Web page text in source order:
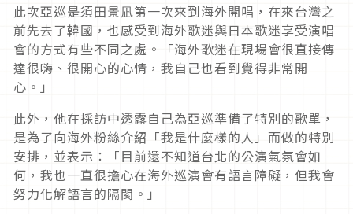
此次亞巡是須田景凪第一次來到海外開唱，在來台灣之
前先去了韓國，也感受到海外歌迷與日本歌迷享受演唱
會的方式有些不同之處。「海外歌迷在現場會很直接傳
達很嗨、很開心的心情，我自己也看到覺得非常開
心。」
此外，他在採訪中透露自己為亞巡準備了特別的歌單，
是為了向海外粉絲介紹「我是什麼樣的人」而做的特別
安排，並表示：「目前還不知道台北的公演氣氛會如
何，我也一直很擔心在海外巡演會有語言障礙，但我會
努力化解語言的隔閡。」